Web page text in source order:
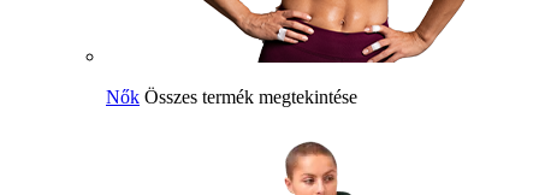
Nők Összes termék megtekintése